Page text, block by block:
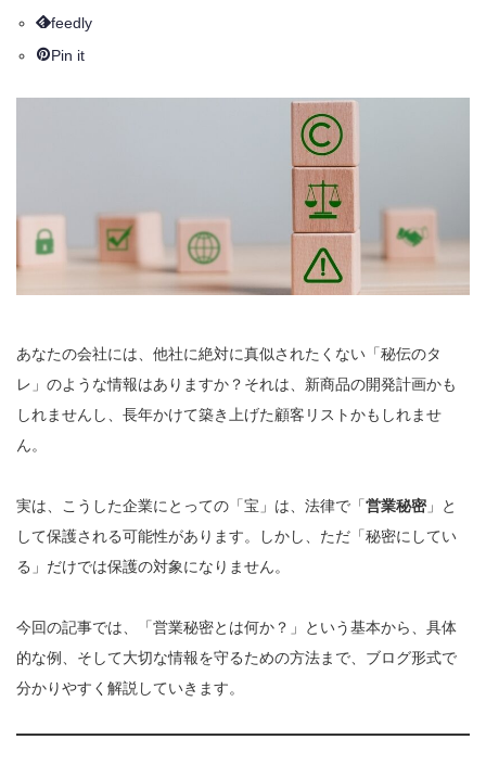
feedly
Pin it
あなたの会社には、他社に絶対に真似されたくない「秘伝のタ
レ」のような情報はありますか？それは、新商品の開発計画かも
しれませんし、長年かけて築き上げた顧客リストかもしれませ
ん。
実は、こうした企業にとっての「宝」は、法律で「営業秘密」と
して保護される可能性があります。しかし、ただ「秘密にしてい
る」だけでは保護の対象になりません。
今回の記事では、「営業秘密とは何か？」という基本から、具体
的な例、そして大切な情報を守るための方法まで、ブログ形式で
分かりやすく解説していきます。